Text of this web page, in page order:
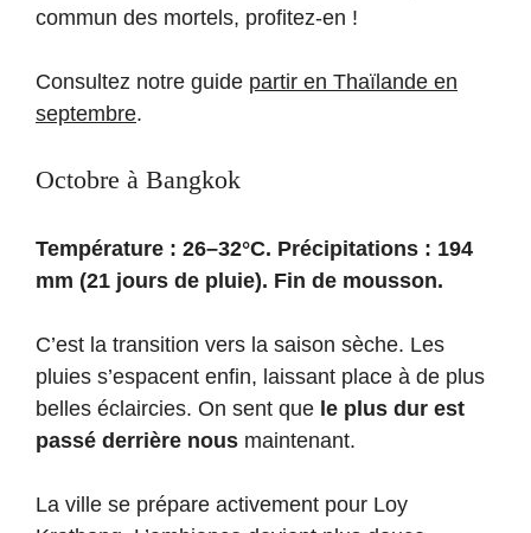
commun des mortels, profitez-en !
Consultez notre guide partir en Thaïlande en
septembre.
Octobre à Bangkok
Température : 26–32°C. Précipitations : 194
mm (21 jours de pluie). Fin de mousson.
C’est la transition vers la saison sèche. Les
pluies s’espacent enfin, laissant place à de plus
belles éclaircies. On sent que le plus dur est
passé derrière nous maintenant.
La ville se prépare activement pour Loy